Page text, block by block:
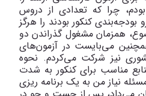
چرا که تعدادی از دروس
کنکور بودند را هرگز
همزمان مشغول گذراندن دو
می‌بایست در آزمون‌های
نیز شرکت می‌کردم. نحوه
مناسب برای کنکور به شدت
نیاز من به یک برنامه ریزی